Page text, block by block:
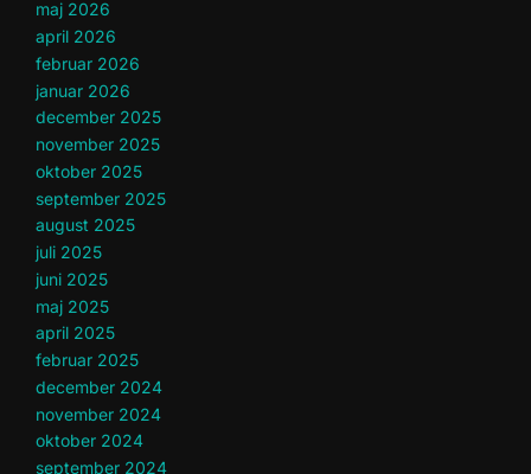
maj 2026
april 2026
februar 2026
januar 2026
december 2025
november 2025
oktober 2025
september 2025
august 2025
juli 2025
juni 2025
maj 2025
april 2025
februar 2025
december 2024
november 2024
oktober 2024
september 2024